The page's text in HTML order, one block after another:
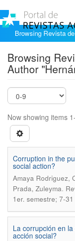
Browsing Revista
Browsing
Author
Now showing items
Corruption in the
social action?
Amaya Rodriguez,
Prada, Zuleyma.
1er. semestre; 7-31
La corrupción en
acción social?